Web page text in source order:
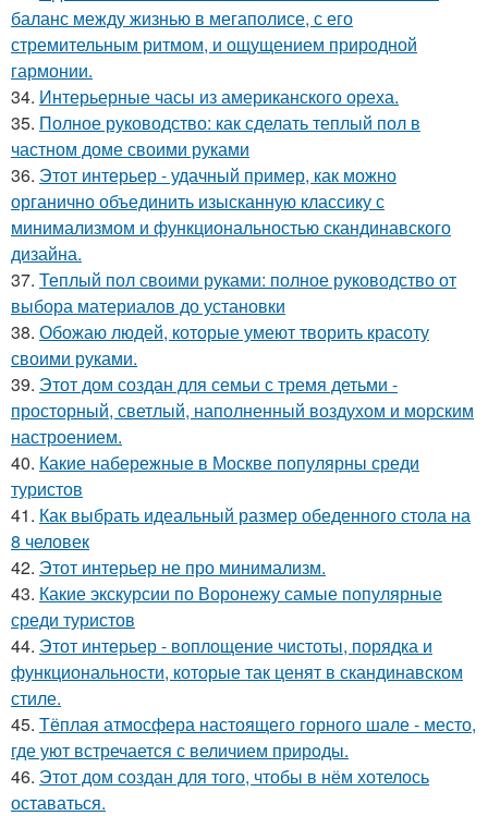
баланс между жизнью в мегаполисе, с его
стремительным ритмом, и ощущением природной
гармонии.
34. Интерьерные часы из американского ореха.
35. Полное руководство: как сделать теплый пол в
частном доме своими руками
36. Этот интерьер - удачный пример, как можно
органично объединить изысканную классику с
минимализмом и функциональностью скандинавского
дизайна.
37. Теплый пол своими руками: полное руководство от
выбора материалов до установки
38. Обожаю людей, которые умеют творить красоту
своими руками.
39. Этот дом создан для семьи с тремя детьми -
просторный, светлый, наполненный воздухом и морским
настроением.
40. Какие набережные в Москве популярны среди
туристов
41. Как выбрать идеальный размер обеденного стола на
8 человек
42. Этот интерьер не про минимализм.
43. Какие экскурсии по Воронежу самые популярные
среди туристов
44. Этот интерьер - воплощение чистоты, порядка и
функциональности, которые так ценят в скандинавском
стиле.
45. Тёплая атмосфера настоящего горного шале - место,
где уют встречается с величием природы.
46. Этот дом создан для того, чтобы в нём хотелось
оставаться.